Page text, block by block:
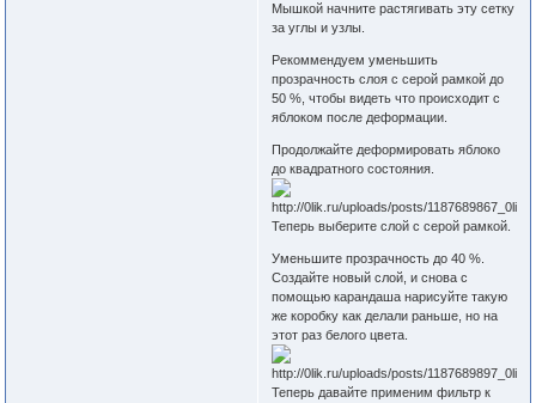
Мышкой начните растягивать эту сетку
за углы и узлы.
Рекоммендуем уменьшить
прозрачность слоя с серой рамкой до
50 %, чтобы видеть что происходит с
яблоком после деформации.
Продолжайте деформировать яблоко
до квадратного состояния.
Теперь выберите слой с серой рамкой.
Уменьшите прозрачность до 40 %.
Создайте новый слой, и снова с
помощью карандаша нарисуйте такую
же коробку как делали раньше, но на
этот раз белого цвета.
Теперь давайте применим фильтр к